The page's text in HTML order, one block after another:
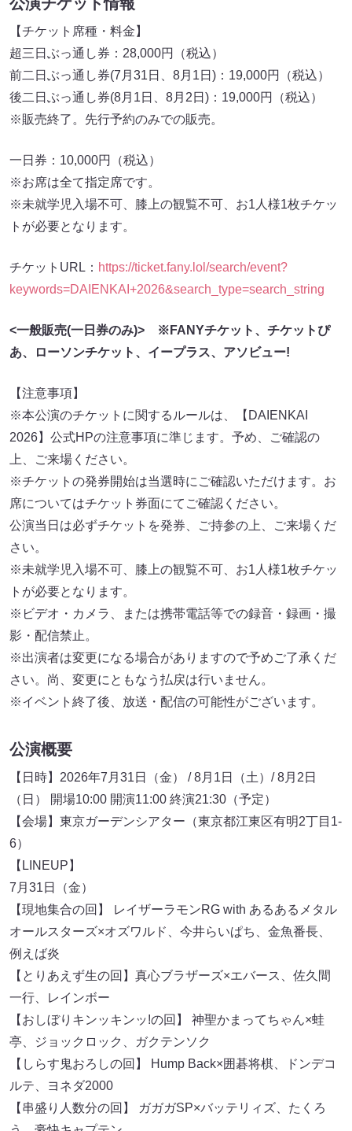
【チケット席種・料金】
超三日ぶっ通し券：28,000円（税込）
前二日ぶっ通し券(7月31日、8月1日)：19,000円（税込）
後二日ぶっ通し券(8月1日、8月2日)：19,000円（税込）
※販売終了。先行予約のみでの販売。
一日券：10,000円（税込）
※お席は全て指定席です。
※未就学児入場不可、膝上の観覧不可、お1人様1枚チケッ
トが必要となります。
チケットURL： https://ticket.fany.lol/search/event?
keywords=DAIENKAI+2026&search_type=search_string
<一般販売(一日券のみ)> ※FANYチケット、チケットぴ
あ、ローソンチケット、イープラス、アソビュー!
【注意事項】
※本公演のチケットに関するルールは、【DAIENKAI
2026】公式HPの注意事項に準じます。予め、ご確認の
上、ご来場ください。
※チケットの発券開始は当選時にご確認いただけます。お
席についてはチケット券面にてご確認ください。
公演当日は必ずチケットを発券、ご持参の上、ご来場くだ
さい。
※未就学児入場不可、膝上の観覧不可、お1人様1枚チケッ
トが必要となります。
※ビデオ・カメラ、または携帯電話等での録音・録画・撮
影・配信禁止。
※出演者は変更になる場合がありますので予めご了承くだ
さい。尚、変更にともなう払戻は行いません。
※イベント終了後、放送・配信の可能性がございます。
公演概要
【日時】2026年7月31日（金） / 8月1日（土）/ 8月2日
（日） 開場10:00 開演11:00 終演21:30（予定）
【会場】東京ガーデンシアター（東京都江東区有明2丁目1-
6）
【LINEUP】
7月31日（金）
【現地集合の回】 レイザーラモンRG with あるあるメタル
オールスターズ×オズワルド、今井らいぱち、金魚番長、
例えば炎
【とりあえず生の回】真心ブラザーズ×エバース、佐久間
一行、レインボー
【おしぼりキンッキンッ!の回】 神聖かまってちゃん×蛙
亭、ジョックロック、ガクテンソク
【しらす鬼おろしの回】 Hump Back×囲碁将棋、ドンデコ
ルテ、ヨネダ2000
【串盛り人数分の回】 ガガガSP×バッテリィズ、たくろ